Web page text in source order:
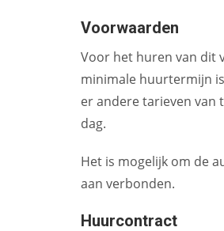
Voorwaarden
Voor het huren van dit
minimale huurtermijn
er andere tarieven van
dag.
Het is mogelijk om de
aan verbonden.
Huurcontract